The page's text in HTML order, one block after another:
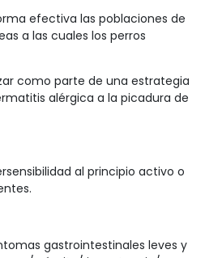
efectiva las poblaciones de
a las cuales los perros
como parte de una estrategia
alérgica a la picadura de
al principio activo o
gastrointestinales leves y